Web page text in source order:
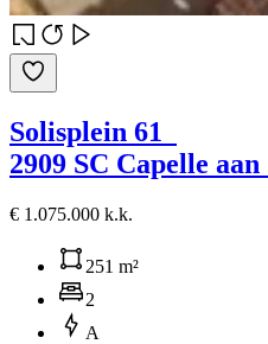
Solisplein 61
2909 SC Capelle aan
€ 1.075.000 k.k.
251 m²
2
A